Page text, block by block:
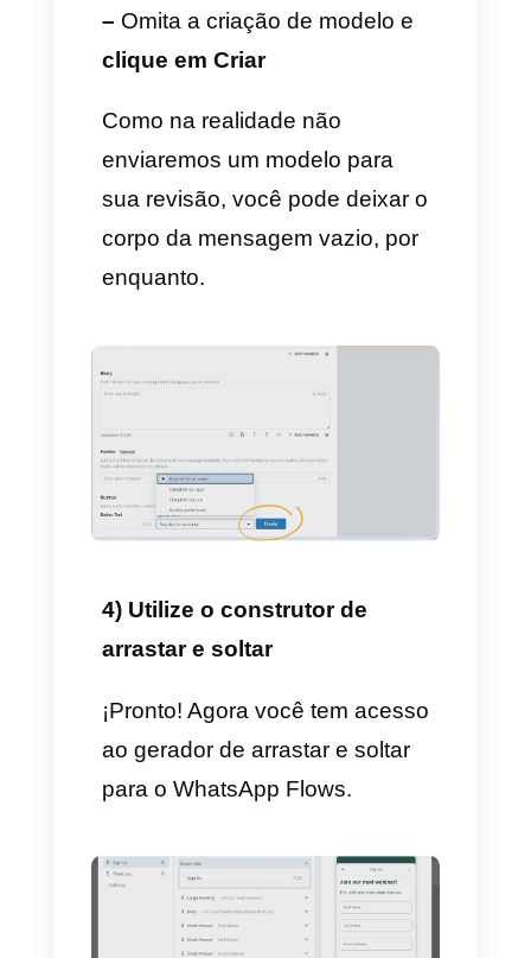
3) Personalize o seu modelo
– Digite o nome do seu modelo.
modelo.
– Clique em Continuar